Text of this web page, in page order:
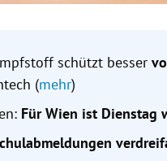
schützt besser
(mehr)
Für Wien ist Dienstag